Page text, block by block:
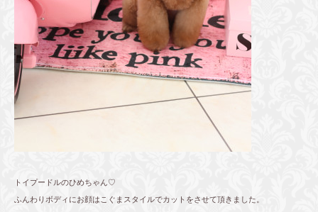
トイプードルのひめちゃん♡
ふんわりボディにお顔はこぐまスタイルでカットをさせて頂きました。